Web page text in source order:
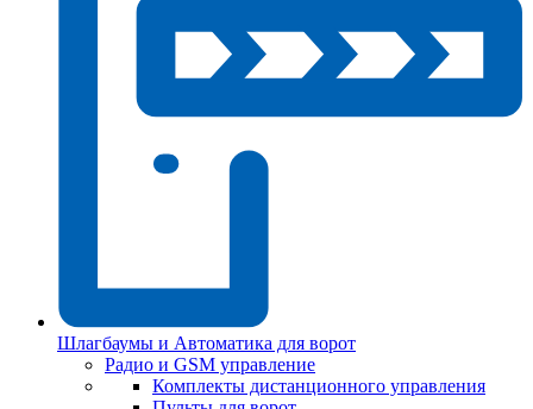
Шлагбаумы и Автоматика для ворот
Радио и GSM управление
Комплекты дистанционного управления